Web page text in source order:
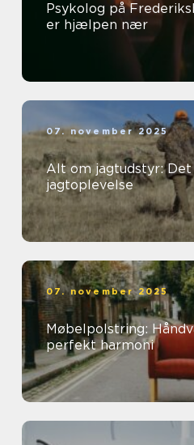
Psykolog på
er hjælpen nær
07. november 2025
Alt om jagtudstyr:
jagtoplevelse
07. november 2025
Møbelpolstring:
perfekt harmoni